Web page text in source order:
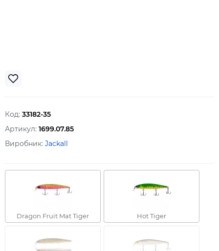
Код: 33182-35
Артикул: 1699.07.85
Виробник: Jackall
Dragon Fruit Mat Tiger Hot Tiger